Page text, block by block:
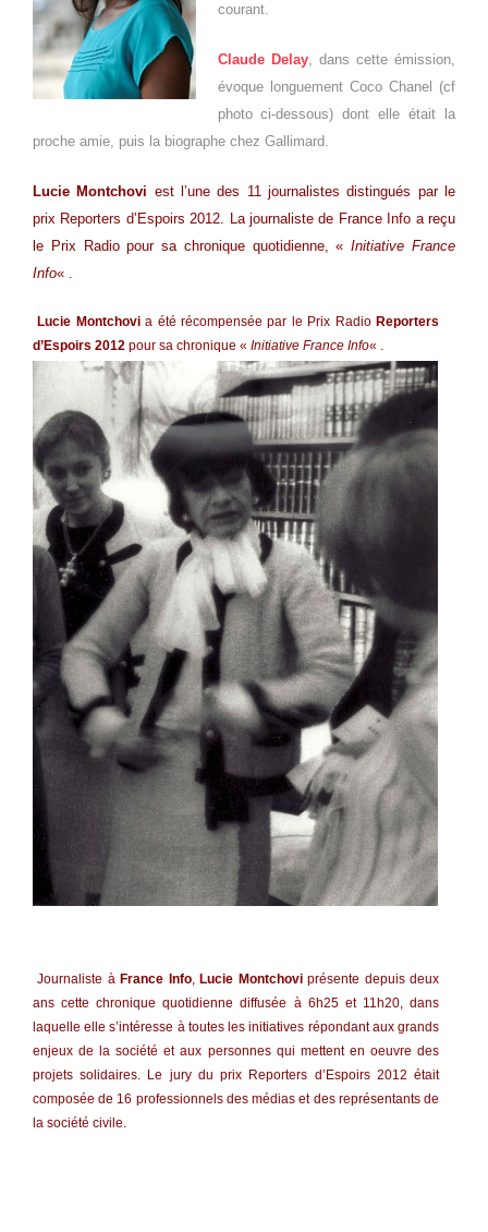
courant.
Claude Delay, dans cette émission,
évoque longuement Coco Chanel (cf
photo ci-dessous) dont elle était la
proche amie, puis la biographe chez Gallimard.
Lucie Montchovi est l’une des 11 journalistes distingués par le
prix Reporters d’Espoirs 2012. La journaliste de France Info a reçu
le Prix Radio pour sa chronique quotidienne, «Initiative France
Info« .
Lucie Montchovia été récompensée par le Prix Radio Reporters
d’Espoirs 2012 pour sa chronique « Initiative France Info« .
Journaliste à France Info,Lucie Montchoviprésente depuis deux
ans cette chronique quotidienne diffusée à 6h25 et 11h20, dans
laquelle elle s’intéresse à toutes les initiatives répondant aux grands
enjeux de la société et aux personnes qui mettent en oeuvre des
projets solidaires. Le jury du prix Reporters d’Espoirs 2012 était
composée de 16 professionnels des médias et des représentants de
la société civile.